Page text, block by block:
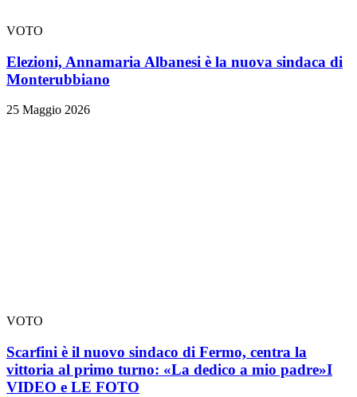
VOTO
Elezioni, Annamaria Albanesi è la nuova sindaca di
Monterubbiano
25 Maggio 2026
VOTO
Scarfini è il nuovo sindaco di Fermo, centra la
vittoria al primo turno: «La dedico a mio padre»I
VIDEO e LE FOTO